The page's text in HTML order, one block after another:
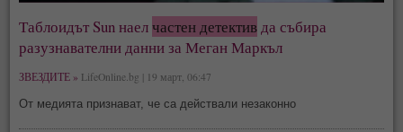
Таблоидът Sun наелчастен детективда събира
разузнавателни данни за Меган Маркъл
ЗВЕЗДИТЕ » LifeOnline.bg | 19 март, 06:47
От медията признават, че са действали незаконно